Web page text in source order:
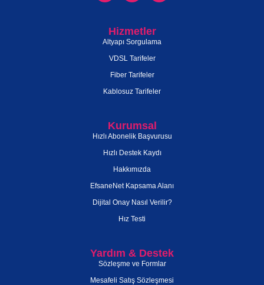
Hizmetler
Altyapı Sorgulama
VDSL Tarifeler
Fiber Tarifeler
Kablosuz Tarifeler
Kurumsal
Hızlı Abonelik Başvurusu
Hızlı Destek Kaydı
Hakkımızda
EfsaneNet Kapsama Alanı
Dijital Onay Nasıl Verilir?
Hız Testi
Yardım & Destek
Sözleşme ve Formlar
Mesafeli Satış Sözleşmesi